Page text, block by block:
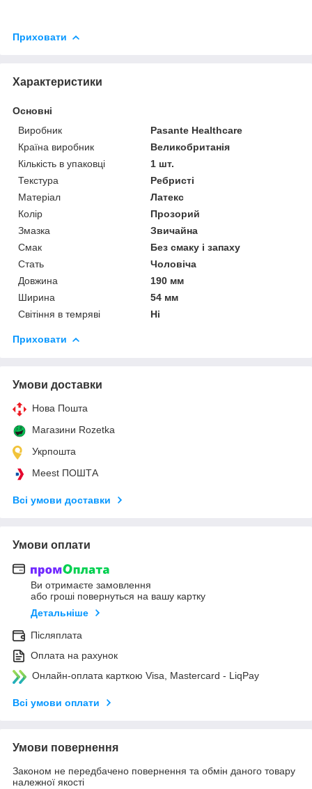
Приховати
Характеристики
Основні
Виробник
Pasante Healthcare
Країна виробник
Великобританія
Кількість в упаковці
1 шт.
Текстура
Ребристі
Матеріал
Латекс
Колір
Прозорий
Змазка
Звичайна
Смак
Без смаку і запаху
Стать
Чоловіча
Довжина
190 мм
Ширина
54 мм
Світіння в темряві
Ні
Приховати
Умови доставки
Нова Пошта
Магазини Rozetka
Укрпошта
Meest ПОШТА
Всі умови доставки
Умови оплати
Ви отримаєте замовлення
або гроші повернуться на вашу картку
Детальніше
Післяплата
Оплата на рахунок
Онлайн-оплата карткою Visa, Mastercard - LiqPay
Всі умови оплати
Умови повернення
Законом не передбачено повернення та обмін даного товару
належної якості